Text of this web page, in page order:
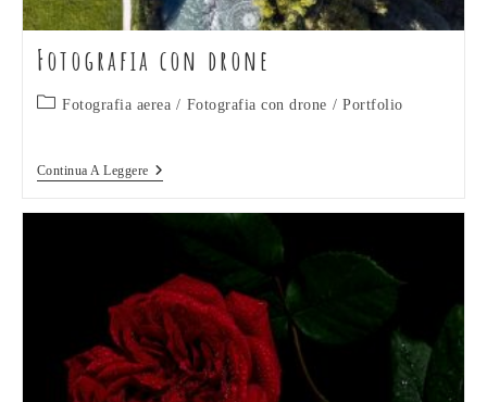
Fotografia con drone
Categoria
Fotografia aerea / Fotografia con drone / Portfolio
Continua A LeggereFotografia